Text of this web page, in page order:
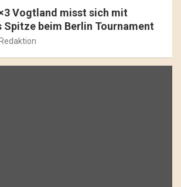
Vogtland misst sich mit
Spitze beim Berlin Tournament
Redaktion